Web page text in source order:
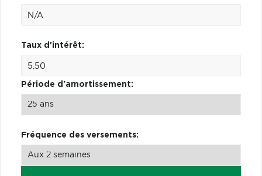
Taux d'intérêt:
Période d'amortissement:
Fréquence des versements: